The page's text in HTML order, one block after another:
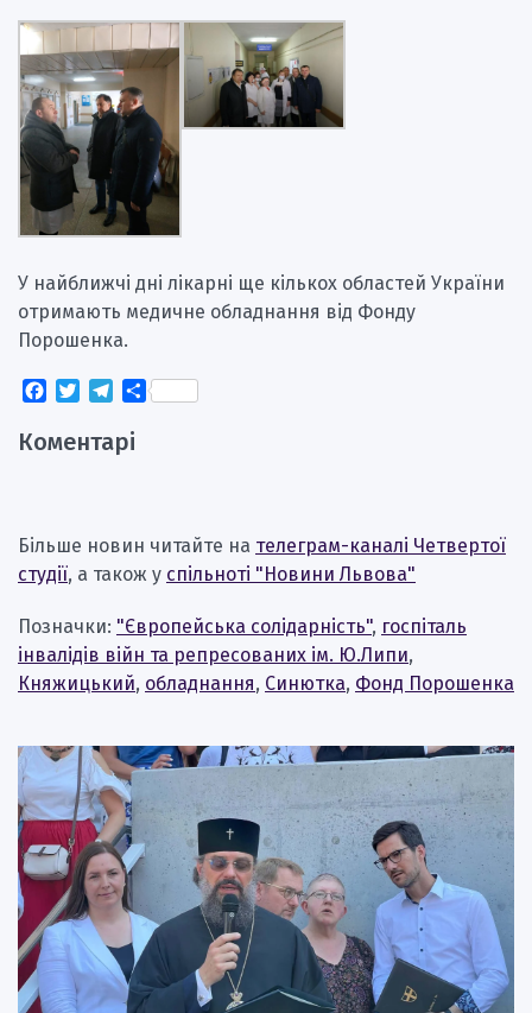
У найближчі дні лікарні ще кількох областей України
отримають медичне обладнання від Фонду
Порошенка.
Facebook
TwitterTelegram
Поділитися
Коментарі
Більше новин читайте на телеграм-каналі Четвертої
студії, а також у спільноті "Новини Львова"
Позначки: "Європейська солідарність", госпіталь
інвалідів війн та репресованих ім. Ю.Липи,
Княжицький, обладнання, Синютка, Фонд Порошенка